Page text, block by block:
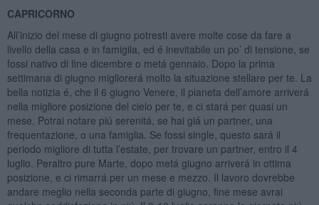
CAPRICORNO
All’inizio del mese di giugno potresti avere molte cose da fare a
livello della casa e in famigila, ed é inevitabile un po’ di tensione, se
fossi nativo di fine dicembre o metá gennaio. Dopo la prima
settimana di giugno migliorerá molto la situazione stellare per te. La
bella notizia é, che il 6 giugno Venere, il pianeta dell’amore arriverá
nella migliore posizione del cielo per te, e ci stará per quasi un
mese. Potrai notare piú serenitá, se hai giá un partner, una
frequentazione, o una famiglia. Se fossi single, questo sará il
periodo migliore di tutta l’estate, per trovare un partner, entro il 4
luglio. Peraltro pure Marte, dopo metá giugno arriverá in ottima
posizione, e ci rimarrá per un mese e mezzo. Il lavoro dovrebbe
andare meglio nella seconda parte di giugno, fine mese avrai